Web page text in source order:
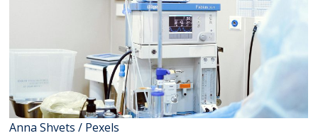
Anna Shvets / Pexels